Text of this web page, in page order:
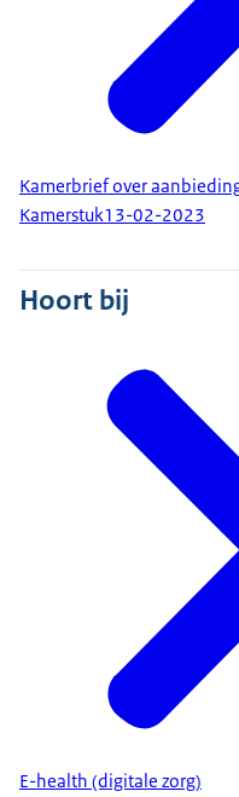
Kamerbrief over
Kamerstuk13-02-2023
Hoort bij
E-health (digitale zorg)